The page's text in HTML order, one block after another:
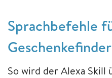
Sprachbefehle
So wird der Alexa Skill